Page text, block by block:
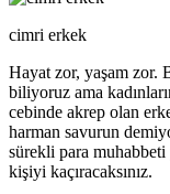
cimri erkek
Hayat zor, yaşam zor.
biliyoruz ama
cebinde akrep olan
harman savurun
sürekli para muhabbeti
kişiyi kaçıracaksınız.